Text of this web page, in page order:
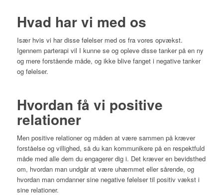
Hvad har vi med os
Især hvis vi har disse følelser med os fra vores opvækst.
Igennem parterapi vil I kunne se og opleve disse tanker på en ny
og mere forstående måde, og ikke blive fanget i negative tanker
og følelser.
Hvordan få vi positive
relationer
Men positive relationer og måden at være sammen på kræver
forståelse og villighed, så du kan kommunikere på en respektfuld
måde med alle dem du engagerer dig i. Det kræver en bevidsthed
om, hvordan man undgår at være uhæmmet eller sårende, og
hvordan man omdanner sine negative følelser til positiv vækst i
sine relationer.